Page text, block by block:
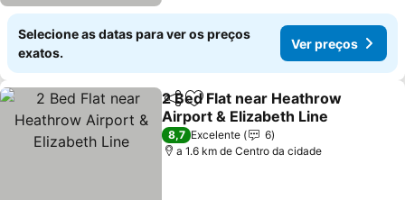
Selecione as datas para ver os preços
exatos.
Ver preços
PartilharAdicionar aos favoritos
2 Bed Flat near Heathrow
Airport & Elizabeth Line
Ver preços
8,7 Excelente
6
a 1.6 km de Centro da cidade